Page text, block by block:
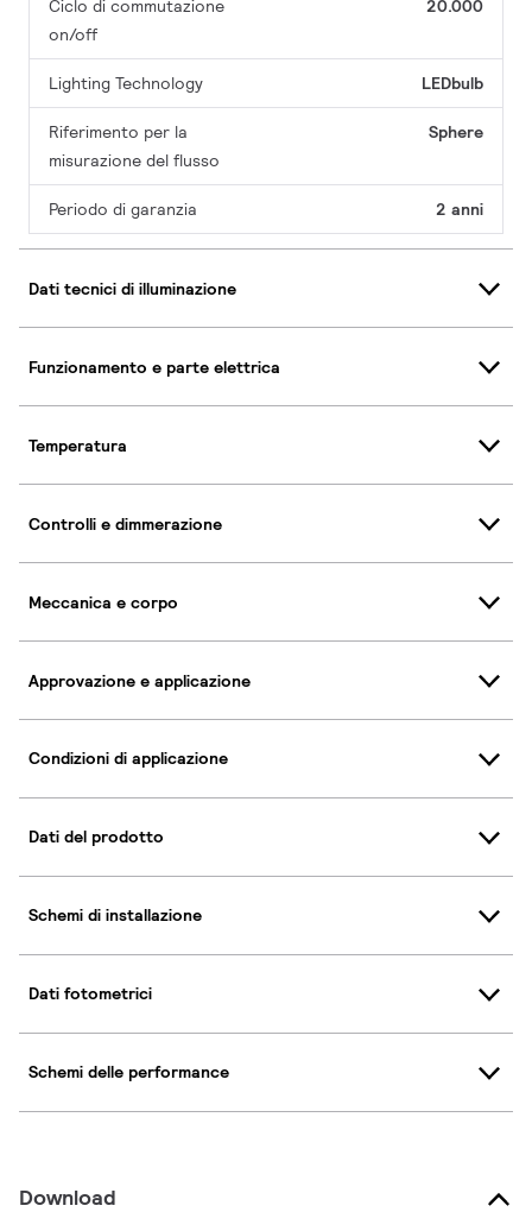
Ciclo di commutazione
on/off
20.000
Lighting Technology LEDbulb
Riferimento per la
misurazione del flusso
Sphere
Periodo di garanzia 2 anni
Dati tecnici di illuminazione
Funzionamento e parte elettrica
Temperatura
Controlli e dimmerazione
Meccanica e corpo
Approvazione e applicazione
Condizioni di applicazione
Dati del prodotto
Schemi di installazione
Dati fotometrici
Schemi delle performance
Download